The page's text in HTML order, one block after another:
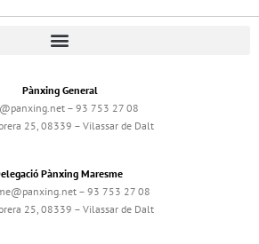
Pànxing General
– 93 753 27 08
25, 08339 – Vilassar de Dalt
Pànxing Maresme
– 93 753 27 08
25, 08339 – Vilassar de Dalt